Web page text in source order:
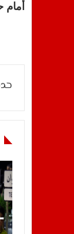
أمام